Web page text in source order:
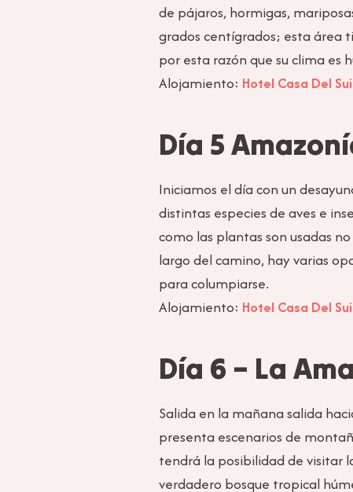
de pájaros, hormigas,
grados centígrados; esta área
por esta razón que su clima es
Alojamiento: Hotel Casa Del
Día 5
Iniciamos el día con un
distintas especies de aves e
como las plantas son usadas
largo del camino, hay varias
para columpiarse.
Alojamiento: Hotel Casa Del
Día 6 – La
Salida en la mañana salida
presenta escenarios de
tendrá la posibilidad de visitar
verdadero bosque tropical